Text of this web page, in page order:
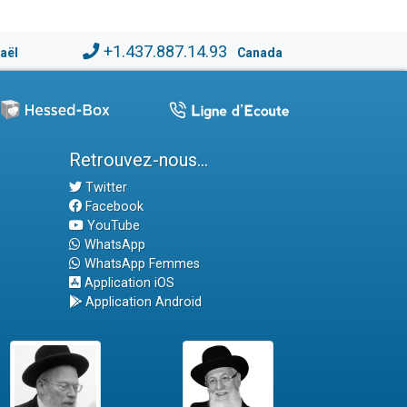
+1.437.887.14.93 Canada
Retrouvez-nous...
Twitter
Facebook
YouTube
WhatsApp
WhatsApp Femmes
Application iOS
Application Android